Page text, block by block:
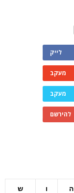
לייק
מעקב
מעקב
להירשם
ה ו ש